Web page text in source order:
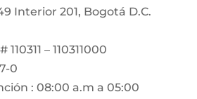
Interior 201, Bogotá D.C.
– 110311000
0
: 08:00 a.m a 05:00